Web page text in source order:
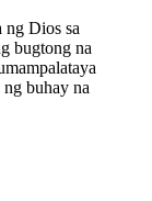
ng Dios sa
bugtong na
buhay na